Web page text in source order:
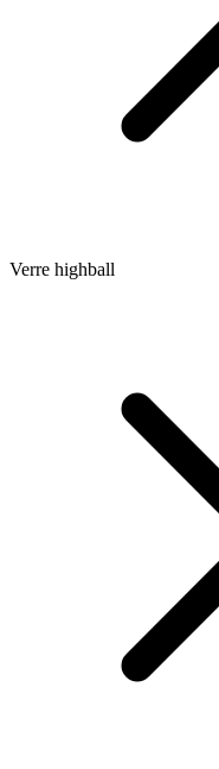
Verre highball